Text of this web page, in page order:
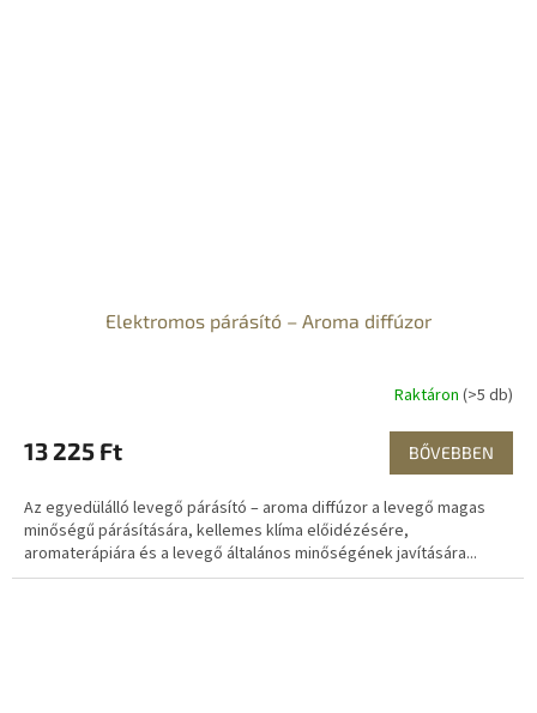
Elektromos párásító – Aroma diffúzor
Raktáron (>5 db)
13 225 Ft BŐVEBBEN
Az egyedülálló levegő párásító – aroma diffúzor a levegő magas
minőségű párásítására, kellemes klíma előidézésére,
aromaterápiára és a levegő általános minőségének javítására...